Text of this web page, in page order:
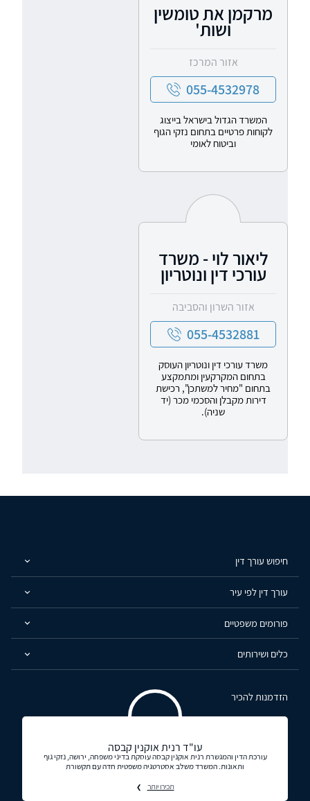
מרקמן את טומשין
ושות'
אזור המרכז
055-4532978
המשרד הגדול בישראל בייצוג
לקוחות פרטיים בתחום נזקי הגוף
וביטוח לאומי
ליאור לוי - משרד
עורכי דין ונוטריון
אזור השרון והסביבה
055-4532881
משרד עורכי דין ונוטריון העוסק
בתחום המקרקעין ומתמקצע
בתחום "מחיר למשתכן", רכישת
דירות מקבלן והסכמי מכר (יד
שניה).
חיפוש עורך דין
עורך דין לפי עיר
פורומים משפטיים
כלים ושירותים
הזדמנות להכיר
עו"ד רנית אוקנין קבסה
עורכת הדין והמגשרת רנית אוקנין קבסה עוסקת בדיני משפחה, ירושה, נזקי גוף
ותאונות. המשרד משלב אסטרטגיה משפטית חדה עם תקשורת
תכירו יותר